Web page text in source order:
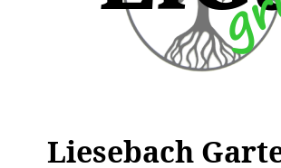
Liesebach